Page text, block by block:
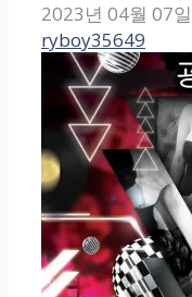
2023년 04월 07일
ryboy35649